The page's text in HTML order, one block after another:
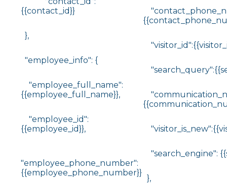
{{contact_id}}
},
"employee_info": {
"employee_full_name":
{{employee_full_name}},
"employee_id":
{{employee_id}},
"employee_phone_number":
{{employee_phone_number}}
"search_engine":
},